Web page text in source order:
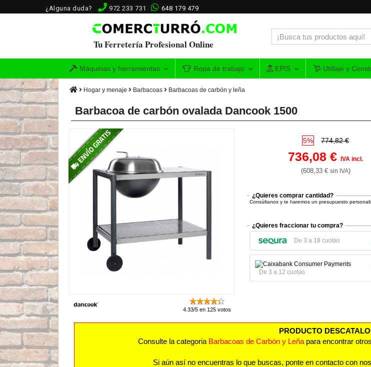
¿Alguna duda? 972 233 731 648 179 479
Tu Ferretería Profesional Online
Máquinas y herramientas Ropa de trabajo EPIS Utillaje y
Hogar y menaje Barbacoas Barbacoas de carbón y leña
Barbacoa de carbón ovalada Dancook 1500
4.33/5 en 125 votos
5% 774,82 €
736,08 €IVA incl.
(608,33 € sin IVA)
¿Quieres comprar cantidad?
Consúltanos y te haremos un presupuesto
¿Quieres fraccionar tu compra?
De 3 a 18 cuotas
De 3 a 12 cuotas
PRODUCTO
Consulte la categoria Barbacoas de Carbón y Leña para encontrar
Si aún así no encuentras lo que buscas, ponte en contacto con